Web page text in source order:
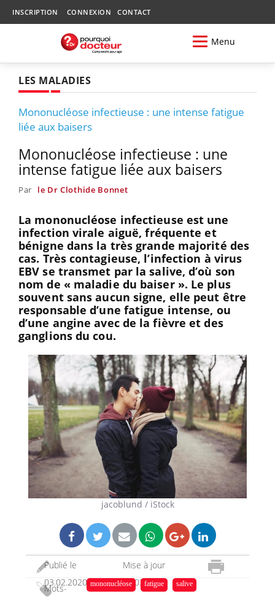
INSCRIPTION CONNEXION CONTACT
Menu
LES MALADIES
Mononucléose infectieuse : une intense fatigue
liée aux baisers
Mononucléose infectieuse : une
intense fatigue liée aux baisers
Par le Dr Clothide Bonnet
La mononucléose infectieuse est une
infection virale aiguë, fréquente et
bénigne dans la très grande majorité des
cas. Très contagieuse, l’infection à virus
EBV se transmet par la salive, d’où son
nom de « maladie du baiser ». Le plus
souvent sans aucun signe, elle peut être
responsable d’une fatigue intense, ou
d’une angine avec de la fièvre et des
ganglions du cou.
jacoblund / iStock
Publié le
03.02.2020
Mise à jour
29.03.2023
Mots-
mononucléose fatigue salive